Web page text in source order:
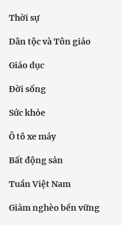
Thời sự
Dân tộc và Tôn giáo
Giáo dục
Đời sống
Sức khỏe
Ô tô xe máy
Bất động sản
Tuần Việt Nam
Giảm nghèo bền vững